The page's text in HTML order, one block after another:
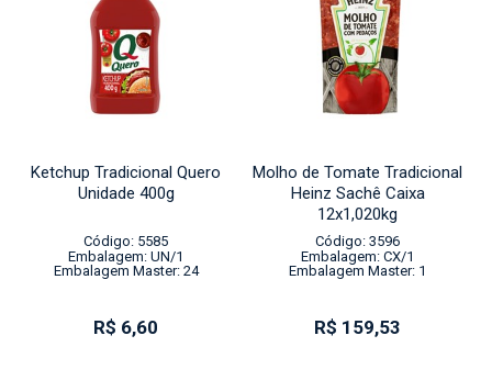
Ketchup Tradicional Quero
Unidade 400g
Código: 5585
Embalagem: UN/1
Embalagem Master: 24
R$ 6,60
Molho de Tomate Tradicional
Heinz Sachê Caixa
12x1,020kg
Código: 3596
Embalagem: CX/1
Embalagem Master: 1
R$ 159,53